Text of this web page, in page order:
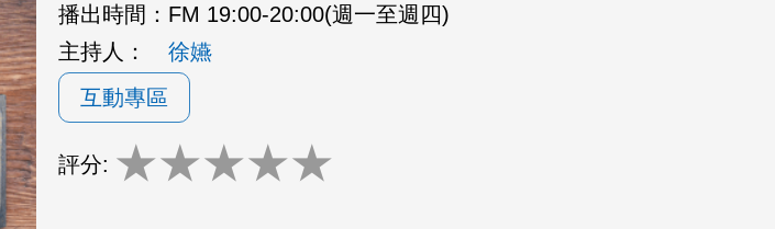
播出時間： FM 19:00-20:00(週一至週四)
主持人：
徐嬿
互動專區
評分: ★★★★★